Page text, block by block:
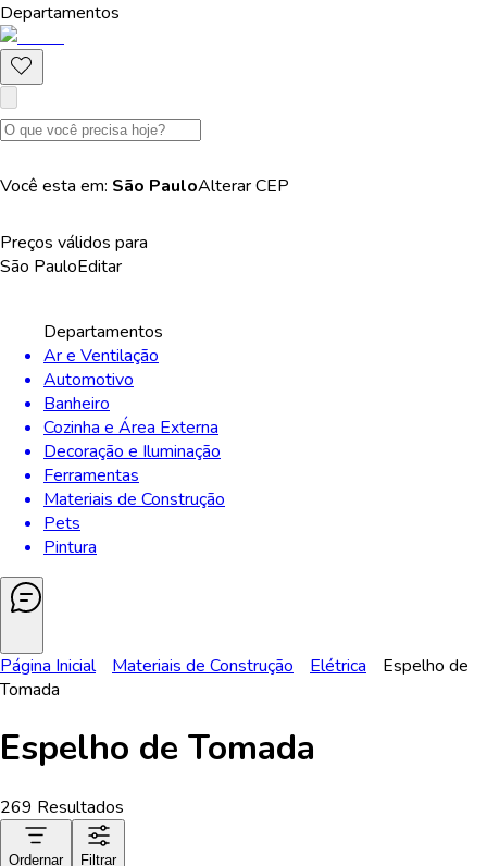
Departamentos
Você esta em: São PauloAlterarCEP
Preços válidos para
São PauloEditar
Departamentos
Ar e Ventilação
Automotivo
Banheiro
Cozinha e Área Externa
Decoração e Iluminação
Ferramentas
Materiais de Construção
Pets
Pintura
Página Inicial Materiais de Construção Elétrica
Espelho de
Tomada
Espelho de Tomada
269 Resultados
Ordernar Filtrar